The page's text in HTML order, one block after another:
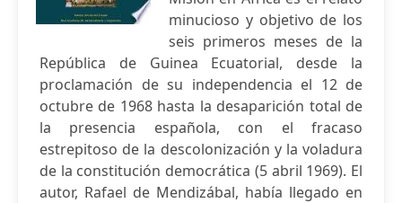
minucioso y objetivo de los
seis primeros meses de la
República de Guinea Ecuatorial, desde la
proclamación de su independencia el 12 de
octubre de 1968 hasta la desaparición total de
la presencia española, con el fracaso
estrepitoso de la descolonización y la voladura
de la constitución democrática (5 abril 1969). El
autor, Rafael de Mendizábal, había llegado en